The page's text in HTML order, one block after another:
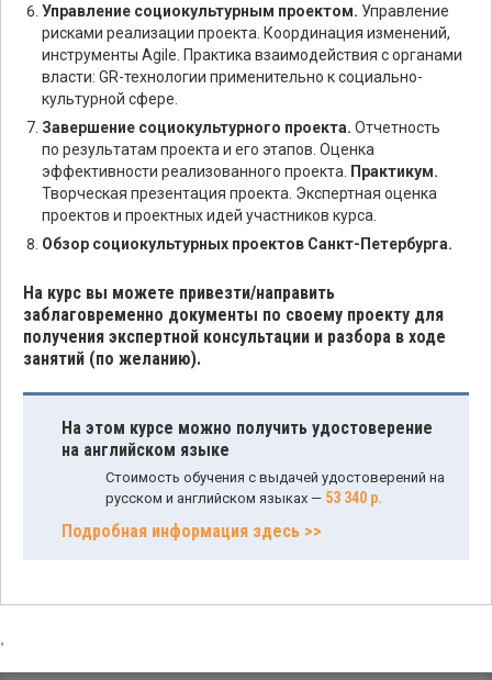
Управление социокультурным проектом. Управление
рисками реализации проекта. Координация изменений,
инструменты Agile. Практика взаимодействия с органами
власти: GR-технологии применительно к социально-
культурной сфере.
Завершение социокультурного проекта. Отчетность
по результатам проекта и его этапов. Оценка
эффективности реализованного проекта.
Практикум.
Творческая презентация проекта. Экспертная оценка
проектов и проектных идей участников курса.
Обзор социокультурных проектов Санкт-Петербурга.
На курс вы можете привезти/направить
заблаговременно документы по своему проекту для
получения экспертной консультации и разбора в ходе
занятий (по желанию).
На этом курсе можно получить удостоверение
на английском языке
Стоимость обучения с выдачей удостоверений на
русском и английском языках — 53 340 р.
Подробная информация здесь >>